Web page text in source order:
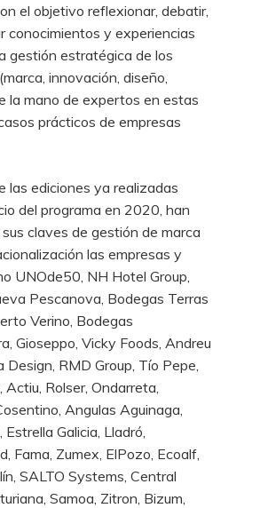
el objetivo reflexionar, debatir,
conocimientos y experiencias
gestión estratégica de los
innovación, diseño,
la mano de expertos en estas
prácticos de empresas
las ediciones ya realizadas
del programa en 2020, han
claves de gestión de marca
las empresas y
UNOde50, NH Hotel Group,
Pescanova, Bodegas Terras
Verino, Bodegas
Gioseppo, Vicky Foods, Andreu
Design, RMD Group, Tío Pepe,
Actiu, Rolser, Ondarreta,
Angulas Aguinaga,
Galicia, Lladró,
Fama, Zumex, ElPozo, Ecoalf,
SALTO Systems, Central
Samoa, Zitron, Bizum,